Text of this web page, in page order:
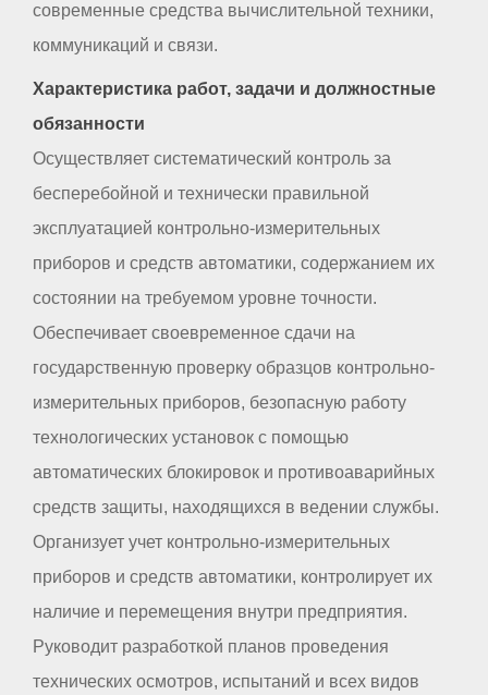
современные средства вычислительной техники,
коммуникаций и связи.
Характеристика работ, задачи и должностные
обязанности
Осуществляет систематический контроль за
бесперебойной и технически правильной
эксплуатацией контрольно-измерительных
приборов и средств автоматики, содержанием их
состоянии на требуемом уровне точности.
Обеспечивает своевременное сдачи на
государственную проверку образцов контрольно-
измерительных приборов, безопасную работу
технологических установок с помощью
автоматических блокировок и противоаварийных
средств защиты, находящихся в ведении службы.
Организует учет контрольно-измерительных
приборов и средств автоматики, контролирует их
наличие и перемещения внутри предприятия.
Руководит разработкой планов проведения
технических осмотров, испытаний и всех видов